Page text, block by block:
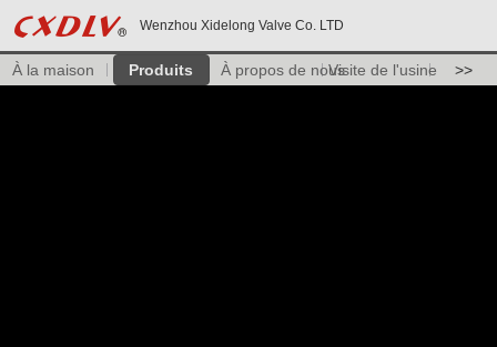
Wenzhou Xidelong Valve Co. LTD
À la maison Produits À propos de nousVisite de l'usine >>